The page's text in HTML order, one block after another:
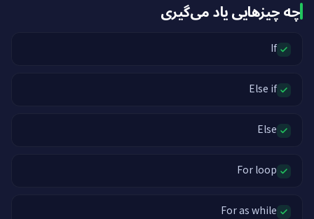
چه چیزهایی یاد می‌گیری
If
Else if
Else
For loop
For as while